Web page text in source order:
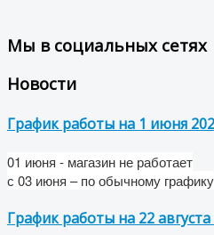
Мы в социальных сетях
Новости
График работы на 1 июня
01 июня - магазин не работает
с 03 июня – по обычному графику
График работы на 22 августа